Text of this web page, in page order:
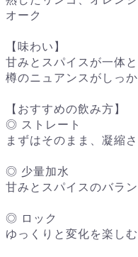
オーク
【味わい】
甘みとスパイスが一体
樽のニュアンスがしっ
【おすすめの飲み方】
◎ ストレート
まずはそのまま、凝縮
◎ 少量加水
甘みとスパイスのバラ
◎ ロック
ゆっくりと変化を楽しむ